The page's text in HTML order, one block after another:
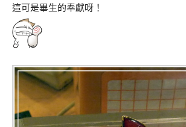
這可是畢生的奉獻呀！